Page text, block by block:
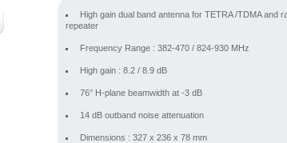
High gain dual band antenna for TETRA /TDMA and
repeater
Frequency Range : 382-470 / 824-930 MHz
High gain : 8.2 / 8.9 dB
76° H-plane beamwidth at -3 dB
14 dB outband noise attenuation
Dimensions : 327 x 236 x 78 mm